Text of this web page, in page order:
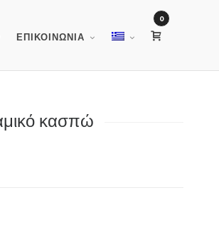
ΕΠΙΚΟΙΝΩΝΙΑ
0
κασπώ